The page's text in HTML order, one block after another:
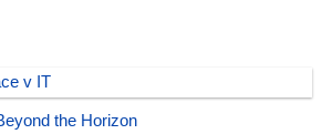
v IT
the Horizon